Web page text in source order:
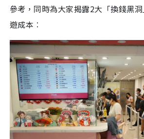
參考，同時為大家揭露2大「換錢黑
遊成本︰